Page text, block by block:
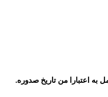
به اعتبارا من تاريخ صدوره.